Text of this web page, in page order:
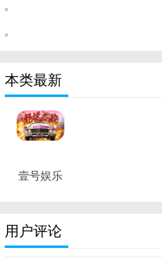
本类最新
壹号娱乐
用户评论